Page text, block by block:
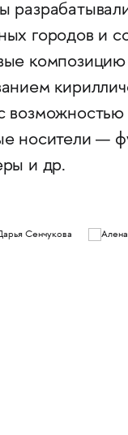
городов и
композицию
носители —
и др.